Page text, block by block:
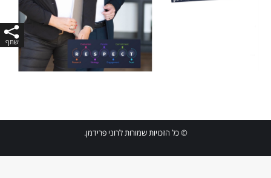
© כל הזכויות שמורות לרוני פרידמן.